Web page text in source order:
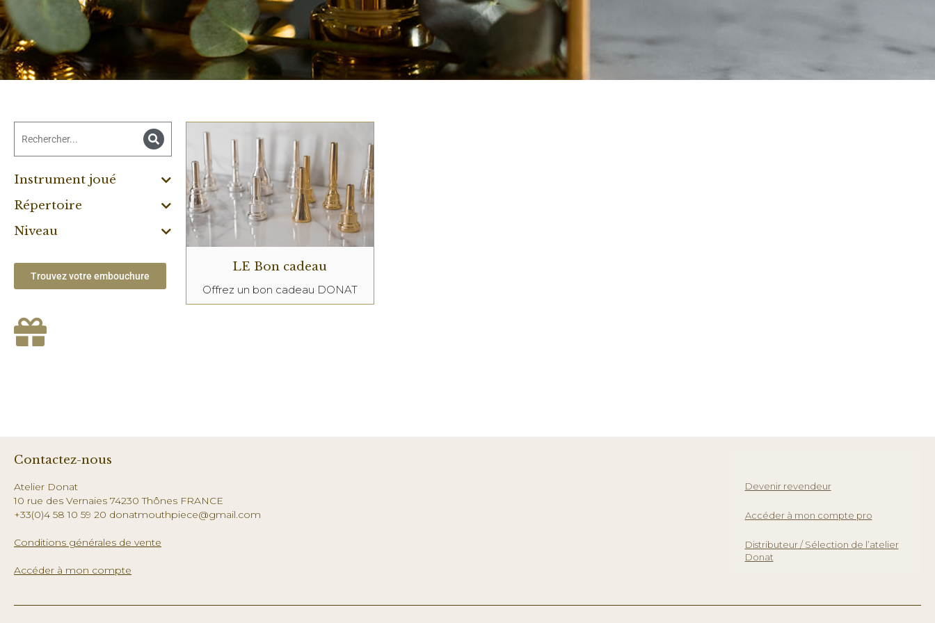
Instrument joué
Répertoire
Niveau
Trouvez votre embouchure
LE Bon cadeau
Offrez un bon cadeau DONAT
Contactez-nous
Atelier Donat
10 rue des Vernaies 74230 Thônes FRANCE
+33(0)4 58 10 59 20 donatmouthpiece@gmail.com
Conditions générales de vente
Accéder à mon compte
Devenir revendeur
Accéder à mon compte pro
Distributeur / Sélection de l’atelier
Donat